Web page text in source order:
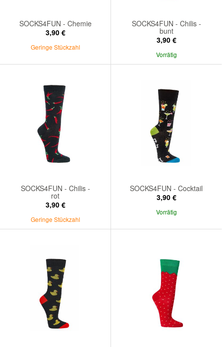
SOCKS4FUN - Chemie
3,90 €
Geringe Stückzahl
SOCKS4FUN - Chilis -
bunt
3,90 €
Vorrätig
SOCKS4FUN - Chilis -
rot
3,90 €
Geringe Stückzahl
SOCKS4FUN - Cocktail
3,90 €
Vorrätig